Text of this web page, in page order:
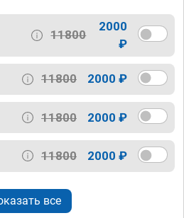
11800
2000
₽
11800 2000 ₽
11800 2000 ₽
11800 2000 ₽
все